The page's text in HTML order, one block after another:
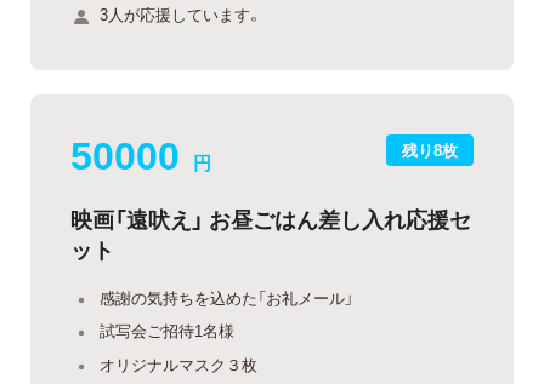
3人が応援しています。
残り8枚
50000 円
映画「遠吠え」 お昼ごはん差し入れ応援セ
ット
感謝の気持ちを込めた「お礼メール」
試写会ご招待1名様
オリジナルマスク３枚